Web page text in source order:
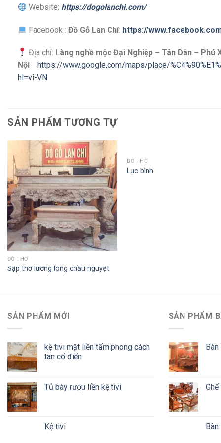
Website: https://dogolanchi.com/
Facebook : Đồ Gỗ Lan Chí: https://
Địa chỉ: Làng nghề mộc Đại Nghiệp – Tân Dân – Phú
Nội
https://www.google.com/maps/place/
hl=vi-VN
SẢN PHẨM TƯƠNG TỰ
ĐỒ THỜ
Sập thờ lưỡng long chầu nguyệt
ĐỒ THỜ
Lục bình
SẢN PHẨM MỚI
kệ tivi mặt liền tấm phong cách
tân cổ điển
Tủ bày rượu liền kệ tivi
Kệ tivi
SẢN PHẨM